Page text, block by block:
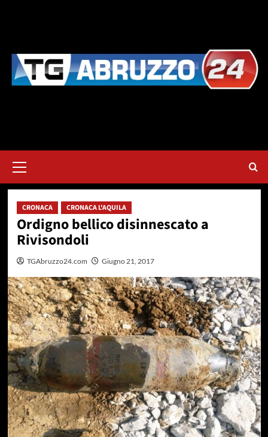
principale
CRONACA CRONACA L'AQUILA
Ordigno bellico disinnescato a
Rivisondoli
TGAbruzzo24.com Giugno 21, 2017